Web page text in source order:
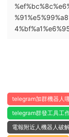
telegram加群機器人
telegram群發工具工
電報附近人機器人破